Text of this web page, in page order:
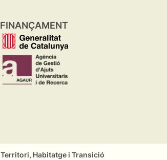
FINANÇAMENT
Habitatge i Transició